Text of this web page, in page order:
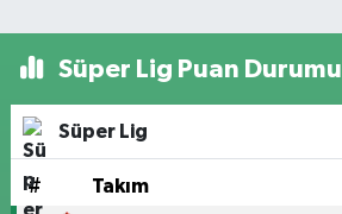
Süper Lig Puan Durumu
Süper Lig
# Takım